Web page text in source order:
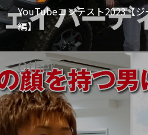
YouTubeコンテスト2023【
編】
Other